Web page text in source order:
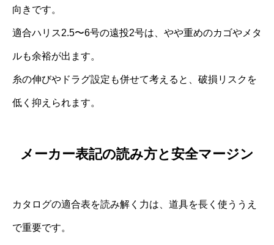
向きです。
適合ハリス2.5〜6号の遠投2号は、やや重めのカゴやメタ
ルも余裕が出ます。
糸の伸びやドラグ設定も併せて考えると、破損リスクを
低く抑えられます。
メーカー表記の読み方と安全マージン
カタログの適合表を読み解く力は、道具を長く使ううえ
で重要です。